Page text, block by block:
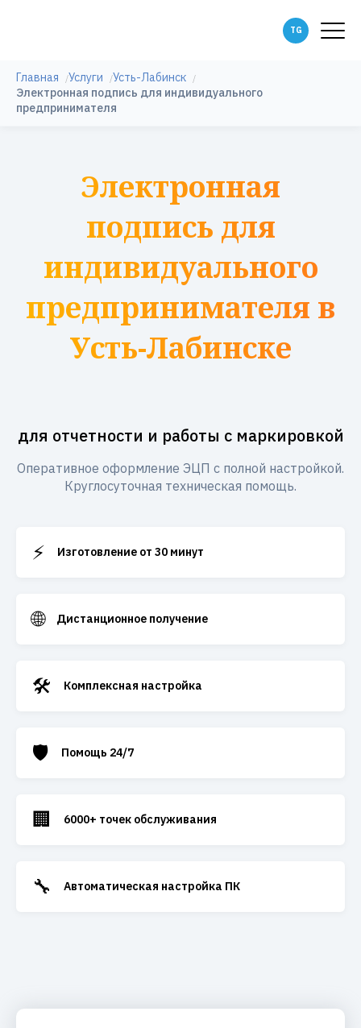
Главная Услуги
Усть-Лабинск
Электронная подпись для индивидуального
предпринимателя
Электронная
подпись для
индивидуального
предпринимателя в
Усть-Лабинске
для отчетности и работы с маркировкой
Оперативное оформление ЭЦП с полной настройкой.
Круглосуточная техническая помощь.
⚡ Изготовление от 30 минут
🌐 Дистанционное получение
🛠️ Комплексная настройка
🛡️ Помощь 24/7
🏢 6000+ точек обслуживания
🔧 Автоматическая настройка ПК